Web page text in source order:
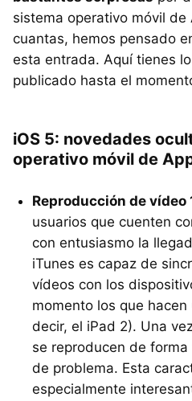
sistema operativo móvil de
cuantas, hemos pensado
esta entrada. Aquí tienes
publicado hasta el
iOS 5: novedades
operativo móvil de
Reproducción de vídeo
usuarios que cuenten
con entusiasmo la
iTunes es capaz de
vídeos con los
momento los que
decir, el iPad 2). Una
se reproducen de
de problema. Esta
especialmente